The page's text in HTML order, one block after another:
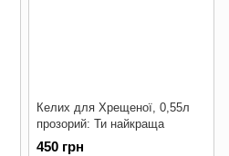
Келих для Хрещеної, 0,55л
прозорий: Ти найкраща
450 грн